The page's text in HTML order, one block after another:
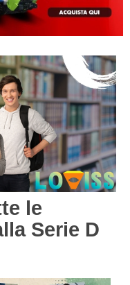
Carica la tua Rosa
le
Serie D